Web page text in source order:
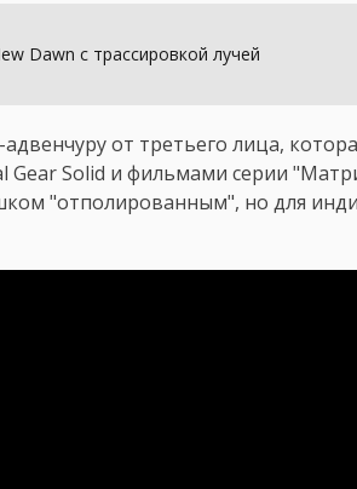
Dawn с трассировкой лучей
от третьего лица,
Gear Solid и фильмами серии
"отполированным", но для